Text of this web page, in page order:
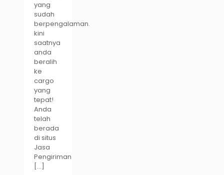
yang
sudah
berpengalaman.
kini
saatnya
anda
beralih
ke
cargo
yang
tepat!
Anda
telah
berada
di situs
Jasa
Pengiriman
[…]